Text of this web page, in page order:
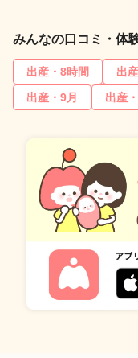
みんなの口コミ・体
出産・8時間 出
出産・9月
出産